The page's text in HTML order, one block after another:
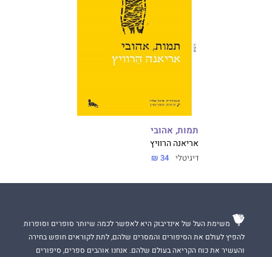
תמות, אהובי
אריאנה הרוויץ
דיגיטלי 34 ₪
משימת העל של אינדיבוק היא לאפשר לכמה שיותר סופרים וסופרות
להפיץ לעולם את הסיפורים והמסרים שלהם, לתת לקוראים חופש בחירה
והעשיר את כוח הקריאה בעולם שלהם. אנחנו אוהבים ספרים, סיפורים